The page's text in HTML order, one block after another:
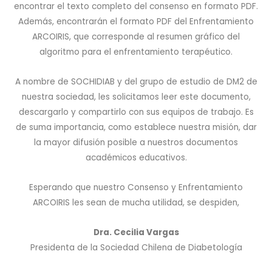
encontrar el texto completo del consenso en formato PDF.
Además, encontrarán el formato PDF del Enfrentamiento
ARCOIRIS, que corresponde al resumen gráfico del
algoritmo para el enfrentamiento terapéutico.
A nombre de SOCHIDIAB y del grupo de estudio de DM2 de
nuestra sociedad, les solicitamos leer este documento,
descargarlo y compartirlo con sus equipos de trabajo. Es
de suma importancia, como establece nuestra misión, dar
la mayor difusión posible a nuestros documentos
académicos educativos.
Esperando que nuestro Consenso y Enfrentamiento
ARCOIRIS les sean de mucha utilidad, se despiden,
Dra. Cecilia Vargas
Presidenta de la Sociedad Chilena de Diabetología